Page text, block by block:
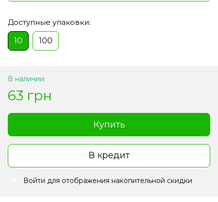
Доступные упаковки:
10
100
В наличии
63 грн
Купить
В кредит
Войти для отображения накопительной скидки